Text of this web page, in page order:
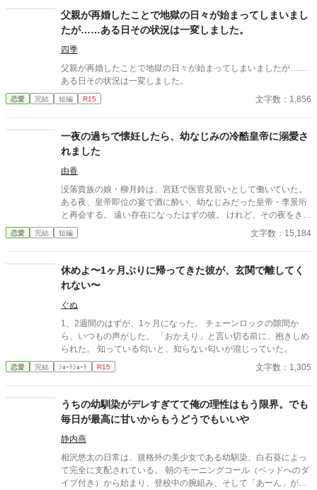
父親が再婚したことで地獄の日々が始まってしまいまし
たが……ある日その状況は一変しました。
四季
父親が再婚したことで地獄の日々が始まってしまいましたが……
ある日その状況は一変しました。
恋愛 完結 短編 R15 文字数：1,856
一夜の過ちで懐妊したら、幼なじみの冷酷皇帝に溺愛さ
れました
由香
没落貴族の娘・柳月鈴は、宮廷で医官見習いとして働いていた。
ある夜、皇帝即位の宴で酒に酔い、幼なじみだった皇帝・李景珩
と再会する。 遠い存在になったはずの彼。 けれど、その夜をきっ
かけに月鈴の運命は大きく動き出す。 冷酷と恐れられる皇帝が、
なぜか彼女だけには甘すぎて――。
恋愛 完結 短編 文字数：15,184
休めよ〜1ヶ月ぶりに帰ってきた彼が、玄関で離してく
れない〜
ぐぬ
1、2週間のはずが、1ヶ月になった。 チェーンロックの隙間か
ら、いつもの声がした。 「おかえり」と言い切る前に、抱きしめ
られた。 知っている匂いと、知らない匂いが混じっていた。
恋愛 完結 ｼｮｰﾄｼｮｰﾄ R15 文字数：1,305
うちの幼馴染がデレすぎてて俺の理性はもう限界。でも
毎日が最高に甘いからもうどうでもいいや
静内燕
相沢悠太の日常は、規格外の美少女である幼馴染、白石葵によっ
て完全に支配されている。 朝のモーニングコール（ベッドへのダ
イブ付き）から始まり、登校中の腕組み、そして「あーん」が義